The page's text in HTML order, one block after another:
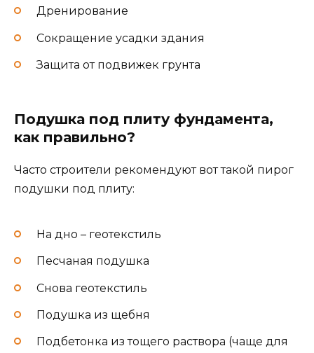
Дренирование
Сокращение усадки здания
Защита от подвижек грунта
Подушка под плиту фундамента,
как правильно?
Часто строители рекомендуют вот такой пирог
подушки под плиту:
На дно – геотекстиль
Песчаная подушка
Снова геотекстиль
Подушка из щебня
Подбетонка из тощего раствора (чаще для